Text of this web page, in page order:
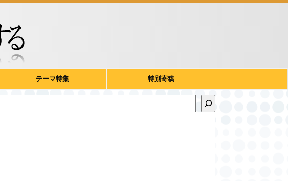
テーマ特集 特別寄稿